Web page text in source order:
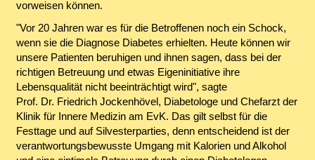
vorweisen können.
"Vor 20 Jahren war es für die Betroffenen noch ein Schock,
wenn sie die Diagnose Diabetes erhielten. Heute können wir
unsere Patienten beruhigen und ihnen sagen, dass bei der
richtigen Betreuung und etwas Eigeninitiative ihre
Lebensqualität nicht beeinträchtigt wird", sagte
Prof. Dr. Friedrich Jockenhövel, Diabetologe und Chefarzt der
Klinik für Innere Medizin am EvK. Das gilt selbst für die
Festtage und auf Silvesterparties, denn entscheidend ist der
verantwortungsbewusste Umgang mit Kalorien und Alkohol